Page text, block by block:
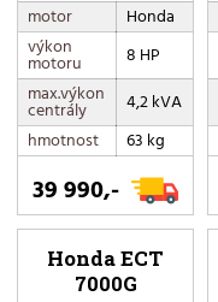
motor
Honda
výkon
motoru
8 HP
max.výkon
centrály
4,2 kVA
hmotnost
63 kg
39 990,-
Honda ECT
7000G